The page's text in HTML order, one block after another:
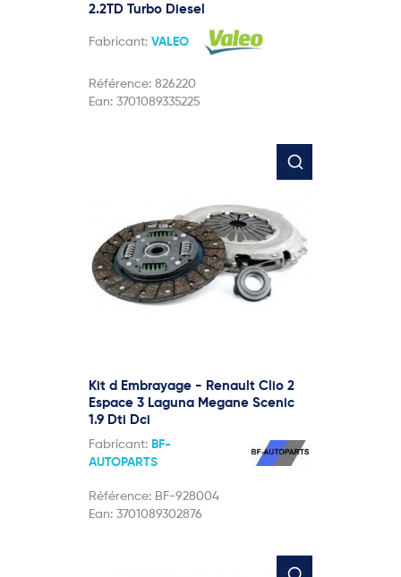
2.2TD Turbo Diesel
Fabricant: VALEO
Référence: 826220
Ean: 3701089335225
Kit d Embrayage - Renault Clio 2
Espace 3 Laguna Megane Scenic
1.9 Dti Dci
Fabricant: BF-
AUTOPARTS
Référence: BF-928004
Ean: 3701089302876